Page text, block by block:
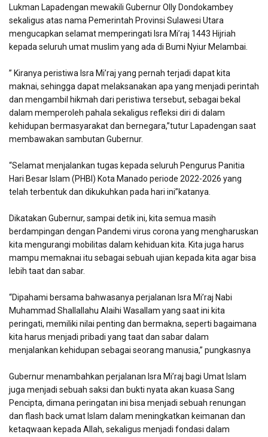
Lukman Lapadengan mewakili Gubernur Olly Dondokambey
sekaligus atas nama Pemerintah Provinsi Sulawesi Utara
mengucapkan selamat memperingati Isra Mi’raj 1443 Hijriah
kepada seluruh umat muslim yang ada di Bumi Nyiur Melambai.
” Kiranya peristiwa Isra Mi’raj yang pernah terjadi dapat kita
maknai, sehingga dapat melaksanakan apa yang menjadi perintah
dan mengambil hikmah dari peristiwa tersebut, sebagai bekal
dalam memperoleh pahala sekaligus refleksi diri di dalam
kehidupan bermasyarakat dan bernegara,”tutur Lapadengan saat
membawakan sambutan Gubernur.
“Selamat menjalankan tugas kepada seluruh Pengurus Panitia
Hari Besar Islam (PHBI) Kota Manado periode 2022-2026 yang
telah terbentuk dan dikukuhkan pada hari ini”katanya.
Dikatakan Gubernur, sampai detik ini, kita semua masih
berdampingan dengan Pandemi virus corona yang mengharuskan
kita mengurangi mobilitas dalam kehiduan kita. Kita juga harus
mampu memaknai itu sebagai sebuah ujian kepada kita agar bisa
lebih taat dan sabar.
“Dipahami bersama bahwasanya perjalanan Isra Mi’raj Nabi
Muhammad Shallallahu Alaihi Wasallam yang saat ini kita
peringati, memiliki nilai penting dan bermakna, seperti bagaimana
kita harus menjadi pribadi yang taat dan sabar dalam
menjalankan kehidupan sebagai seorang manusia,” pungkasnya
Gubernur menambahkan perjalanan Isra Mi’raj bagi Umat Islam
juga menjadi sebuah saksi dan bukti nyata akan kuasa Sang
Pencipta, dimana peringatan ini bisa menjadi sebuah renungan
dan flash back umat Islam dalam meningkatkan keimanan dan
ketaqwaan kepada Allah, sekaligus menjadi fondasi dalam